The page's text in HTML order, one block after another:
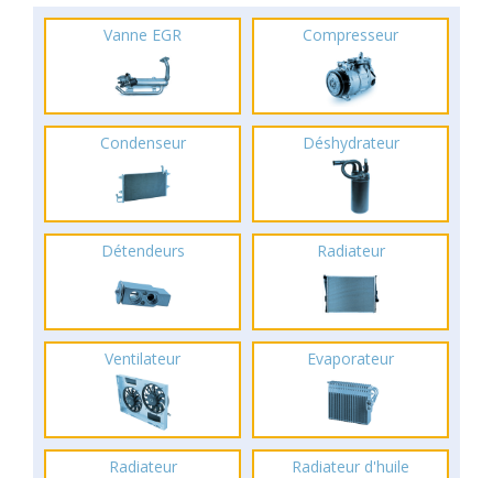
Vanne EGR Compresseur
Condenseur Déshydrateur
Détendeurs Radiateur
Ventilateur Evaporateur
Radiateur Radiateur d'huile